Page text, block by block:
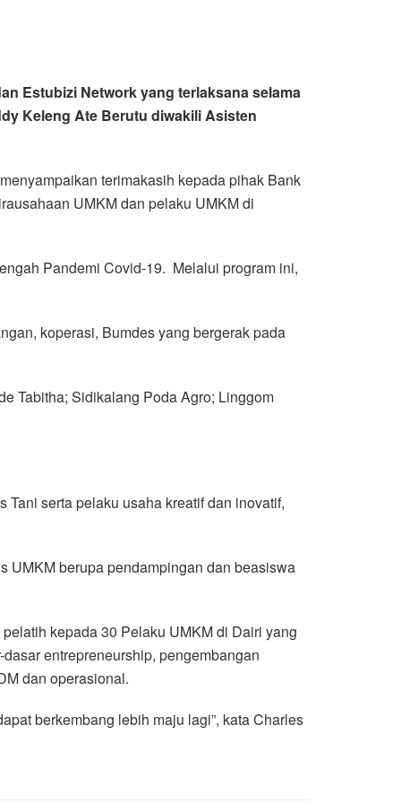
Estubizi Network yang terlaksana selama
Keleng Ate Berutu diwakili Asisten
terimakasih kepada pihak Bank
UMKM dan pelaku UMKM di
Pandemi Covid-19. Melalui program ini,
koperasi, Bumdes yang bergerak pada
Tabitha; Sidikalang Poda Agro; Linggom
serta pelaku usaha kreatif dan inovatif,
UMKM berupa pendampingan dan beasiswa
kepada 30 Pelaku UMKM di Dairi yang
entrepreneurship, pengembangan
dan operasional.
berkembang lebih maju lagi”, kata Charles